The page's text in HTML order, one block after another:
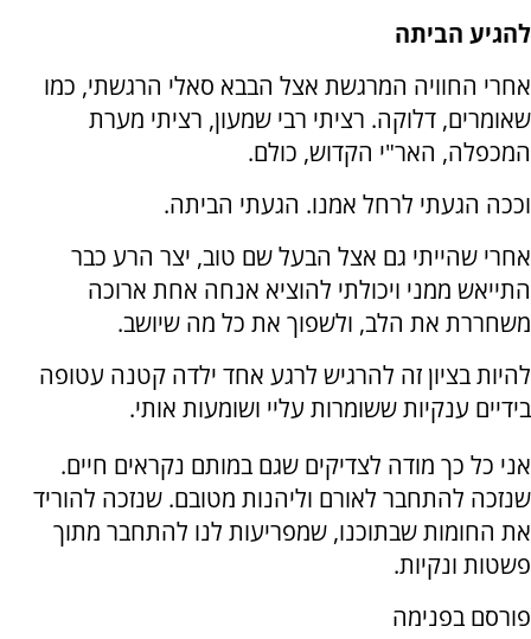
להגיע הביתה
אחרי החוויה המרגשת אצל הבבא סאלי הרגשתי, כמו
שאומרים, דלוקה. רציתי רבי שמעון, רציתי מערת
המכפלה, האר"י הקדוש, כולם.
וככה הגעתי לרחל אמנו. הגעתי הביתה.
אחרי שהייתי גם אצל הבעל שם טוב, יצר הרע כבר
התייאש ממני ויכולתי להוציא אנחה אחת ארוכה
משחררת את הלב, ולשפוך את כל מה שיושב.
להיות בציון זה להרגיש לרגע אחד ילדה קטנה עטופה
בידיים ענקיות ששומרות עליי ושומעות אותי.
אני כל כך מודה לצדיקים שגם במותם נקראים חיים.
שנזכה להתחבר לאורם וליהנות מטובם. שנזכה להוריד
את החומות שבתוכנו, שמפריעות לנו להתחבר מתוך
פשטות ונקיות.
פורסם בפנימה